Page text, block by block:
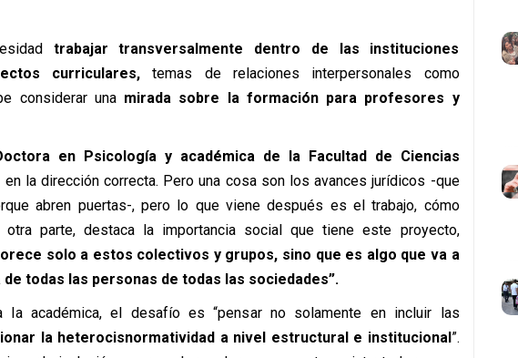
trabajar transversalmente dentro de las instituciones
curriculares,temas de relaciones interpersonales como
considerar una mirada sobre la formación para profesores y
en Psicología y académica de la Facultad de Ciencias
la dirección correcta. Pero una cosa son los avances jurídicos -que
abren puertas-, pero lo que viene después es el trabajo, cómo
otra parte, destaca la importancia social que tiene este proyecto,
solo a estos colectivos y grupos, sino que es algo que va a
todas las personas de todas las sociedades”.
la académica, el desafío es “pensar no solamente en incluir las
la heterocisnormatividad a nivel estructural e institucional”.